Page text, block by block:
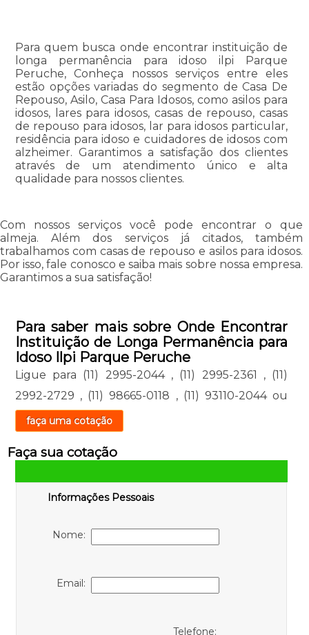
Para quem busca onde encontrar instituição de
longa permanência para idoso ilpi Parque
Peruche, Conheça nossos serviços entre eles
estão opções variadas do segmento de Casa De
Repouso, Asilo, Casa Para Idosos, como asilos para
idosos, lares para idosos, casas de repouso, casas
de repouso para idosos, lar para idosos particular,
residência para idoso e cuidadores de idosos com
alzheimer. Garantimos a satisfação dos clientes
através de um atendimento único e alta
qualidade para nossos clientes.
Com nossos serviços você pode encontrar o que
almeja. Além dos serviços já citados, também
trabalhamos com casas de repouso e asilos para idosos.
Por isso, fale conosco e saiba mais sobre nossa empresa.
Garantimos a sua satisfação!
Para saber mais sobre Onde Encontrar
Instituição de Longa Permanência para
Idoso Ilpi Parque Peruche
Ligue para (11) 2995-2044 , (11) 2995-2361 , (11)
2992-2729 , (11) 98665-0118 , (11) 93110-2044 ou
faça uma cotação
Faça sua cotação
Informações Pessoais
Nome:
Email:
Telefone: